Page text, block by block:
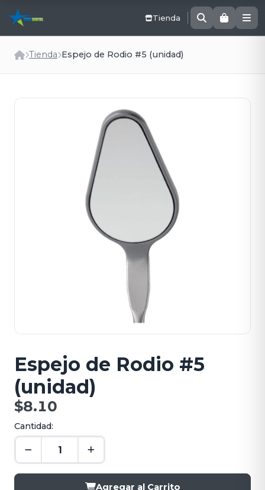
Tienda
Tienda Espejo de Rodio #5 (unidad)
Espejo de Rodio #5
(unidad)
$8.10
Cantidad:
Agregar al Carrito